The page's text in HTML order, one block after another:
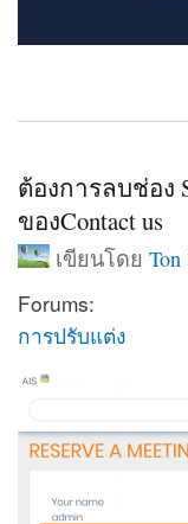
ต้องการลบช่อง
ของContact us
เขียนโดย Ton
Forums:
การปรับแต่ง